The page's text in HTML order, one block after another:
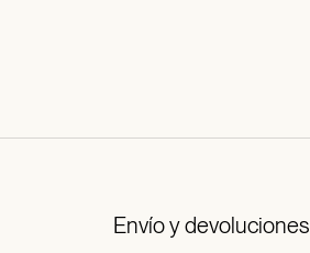
Envío y devoluciones